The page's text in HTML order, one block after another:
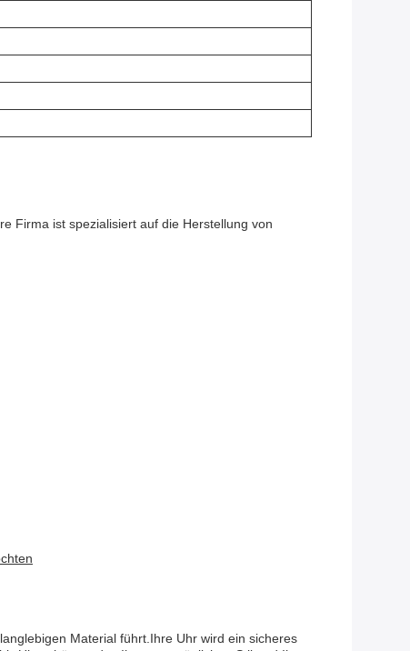
Firma ist spezialisiert auf die Herstellung von
Material führt.Ihre Uhr wird ein sicheres